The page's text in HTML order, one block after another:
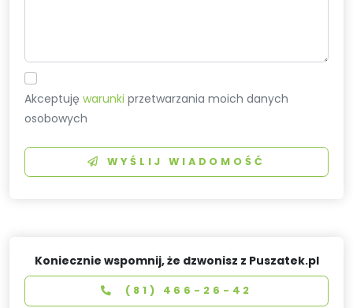
Akceptujęwarunki przetwarzania moich danych
osobowych
WYŚLIJ WIADOMOŚĆ
Koniecznie wspomnij, że dzwonisz z Puszatek.pl
(81) 466-26-42